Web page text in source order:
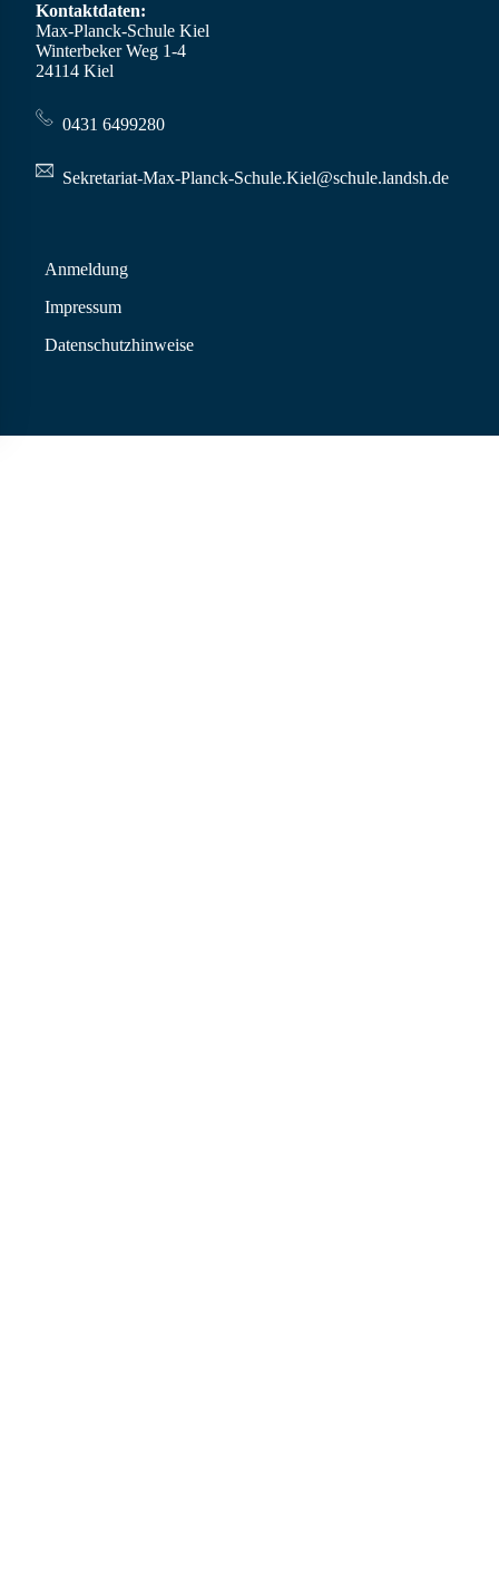
Kontaktdaten:
Max-Planck-Schule Kiel
Winterbeker Weg 1-4
24114 Kiel
0431 6499280
Sekretariat-Max-Planck-Schule.Kiel@schule.landsh.de
Anmeldung
Impressum
Datenschutzhinweise